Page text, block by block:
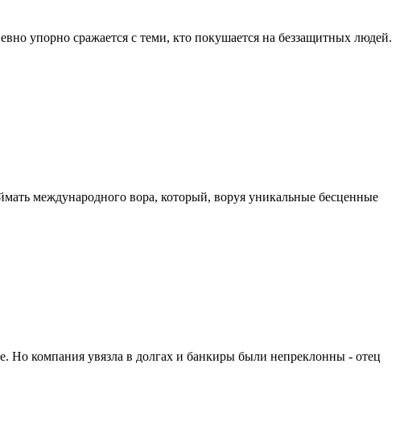
упорно сражается с теми, кто покушается на беззащитных людей.
международного вора, который, воруя уникальные бесценные
Но компания увязла в долгах и банкиры были непреклонны - отец